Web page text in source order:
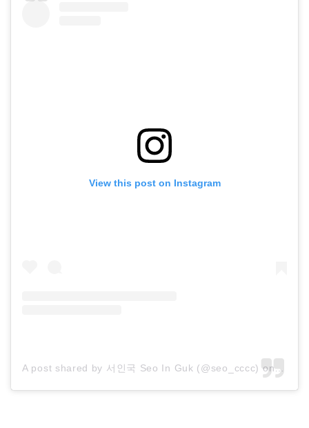
View this post on Instagram
A post shared by 서인국 Seo In Guk (@seo_cccc) on Jan